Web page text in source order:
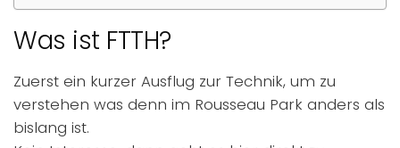
Was ist FTTH?
Zuerst ein kurzer Ausflug zur Technik, um zu
verstehen was denn im Rousseau Park anders als
bislang ist.